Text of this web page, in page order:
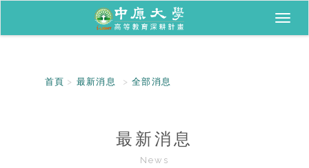
首頁 最新消息 全部消息
最新消息
News